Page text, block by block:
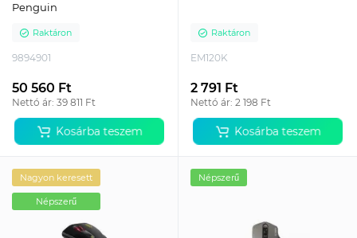
Penguin
Raktáron
9894901
50 560 Ft
Nettó ár: 39 811 Ft
Kosárba teszem
Raktáron
EM120K
2 791 Ft
Nettó ár: 2 198 Ft
Kosárba teszem
Nagyon keresett
Népszerű
Népszerű